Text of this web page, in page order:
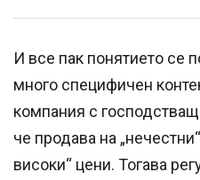
И все пак понятието се
много специфичен
компания с
че продава на
високи“ цени. Тогава